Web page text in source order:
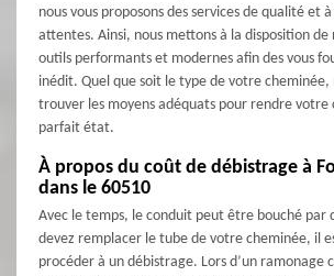
nous vous proposons des services de qualité et
attentes. Ainsi, nous mettons à la disposition de
outils performants et modernes afin des vous
inédit. Quel que soit le type de votre cheminée,
trouver les moyens adéquats pour rendre votre
parfait état.
À propos du coût de débistrage à
dans le 60510
Avec le temps, le conduit peut être bouché par
devez remplacer le tube de votre cheminée, il
procéder à un débistrage. Lors d’un ramonage